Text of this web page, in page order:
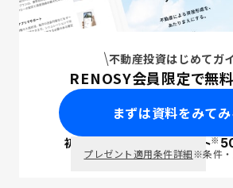
不動産投資はじめてガ
RENOSY会員限定で無料
まずは資料をみて
初回面談で ポイント※
プレゼント適用条件詳細※条件・